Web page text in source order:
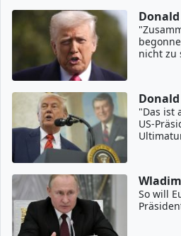
nicht zu
"Das ist
US-
So will